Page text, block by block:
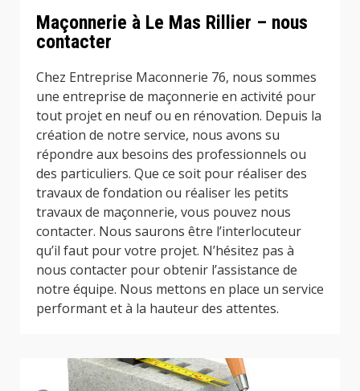
Maçonnerie à Le Mas Rillier – nous
contacter
Chez Entreprise Maconnerie 76, nous sommes
une entreprise de maçonnerie en activité pour
tout projet en neuf ou en rénovation. Depuis la
création de notre service, nous avons su
répondre aux besoins des professionnels ou
des particuliers. Que ce soit pour réaliser des
travaux de fondation ou réaliser les petits
travaux de maçonnerie, vous pouvez nous
contacter. Nous saurons être l’interlocuteur
qu’il faut pour votre projet. N’hésitez pas à
nous contacter pour obtenir l’assistance de
notre équipe. Nous mettons en place un service
performant et à la hauteur des attentes.